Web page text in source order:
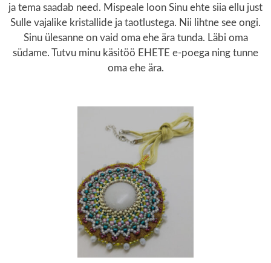
ja tema saadab need. Mispeale loon Sinu ehte siia ellu just
Sulle vajalike kristallide ja taotlustega. Nii lihtne see ongi.
Sinu ülesanne on vaid oma ehe ära tunda. Läbi oma
südame. Tutvu minu käsitöö EHETE e-poega ning tunne
oma ehe ära.